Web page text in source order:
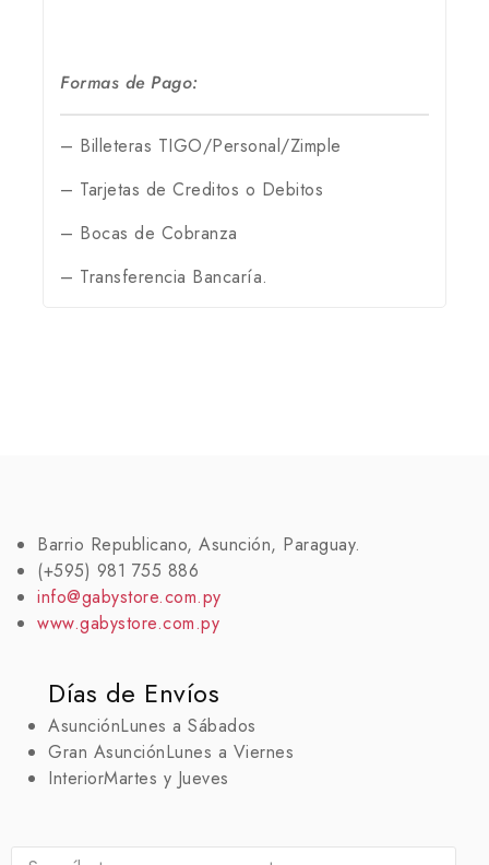
Formas de Pago:
– Billeteras TIGO/Personal/Zimple
– Tarjetas de Creditos o Debitos
– Bocas de Cobranza
– Transferencia Bancaría.
Barrio Republicano, Asunción, Paraguay.
(+595) 981 755 886
info@gabystore.com.py
www.gabystore.com.py
Días de Envíos
AsunciónLunes a Sábados
Gran AsunciónLunes a Viernes
InteriorMartes y Jueves